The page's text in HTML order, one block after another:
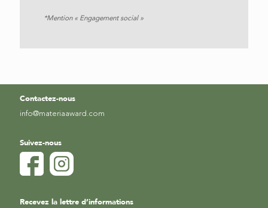
*Mention « Engagement social »
Contactez-nous
info@materiaaward.com
Suivez-nous
Recevez la lettre d’informations